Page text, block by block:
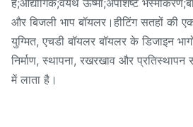
और बिजली भाप बॉयलर।हीटिंग सतहों की
युग्मित, एचडी बॉयलर बॉयलर के डिजाइन
निर्माण, स्थापना, रखरखाव और
में लाता है।